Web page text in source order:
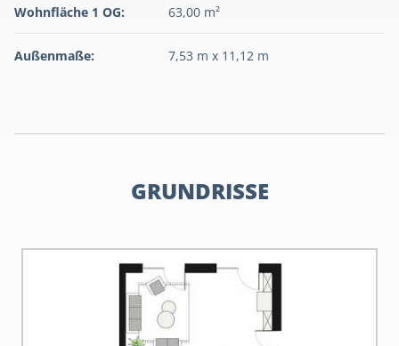
Wohnfläche 1 OG: 63,00 m²
Außenmaße: 7,53 m x 11,12 m
GRUNDRISSE